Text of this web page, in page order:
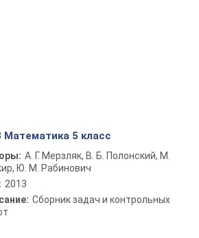
Математика 5 класс
А. Г. Мерзляк, В. Б. Полонский, М.
Ю. М. Рабинович
2013
Сборник задач и контрольных